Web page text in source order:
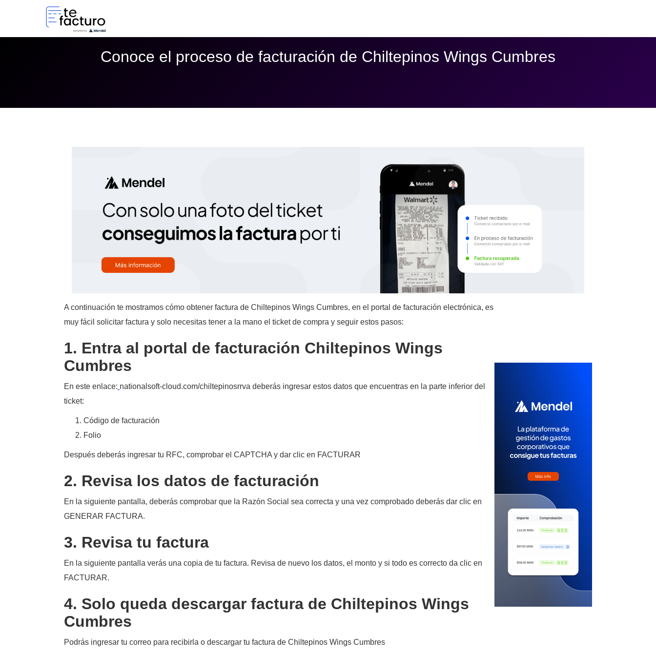
Conoce el proceso de facturación de Chiltepinos Wings Cumbres
A continuación te mostramos cómo obtener factura de Chiltepinos Wings Cumbres, en el portal de facturación electrónica, es
muy fácil solicitar factura y solo necesitas tener a la mano el ticket de compra y seguir estos pasos:​
1. Entra al portal de facturación Chiltepinos Wings
Cumbres
En este enlace: nationalsoft-cloud.com/chiltepinosrrva deberás ingresar estos datos que encuentras en la parte inferior del
ticket:
Código de facturación
Folio
Después deberás ingresar tu RFC, comprobar el CAPTCHA y dar clic en FACTURAR
2. Revisa los datos de facturación
En la siguiente pantalla, deberás comprobar que la Razón Social sea correcta y una vez comprobado deberás dar clic en
GENERAR FACTURA.
3. Revisa tu factura
En la siguiente pantalla verás una copia de tu factura. Revisa de nuevo los datos, el monto y si todo es correcto da clic en
FACTURAR.
4. Solo queda descargar factura de Chiltepinos Wings
Cumbres
Podrás ingresar tu correo para recibirla o descargar tu factura de Chiltepinos Wings Cumbres